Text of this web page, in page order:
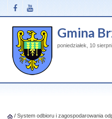
Gmina
poniedziałek, 10
/ System odbioru i zagospodarowania